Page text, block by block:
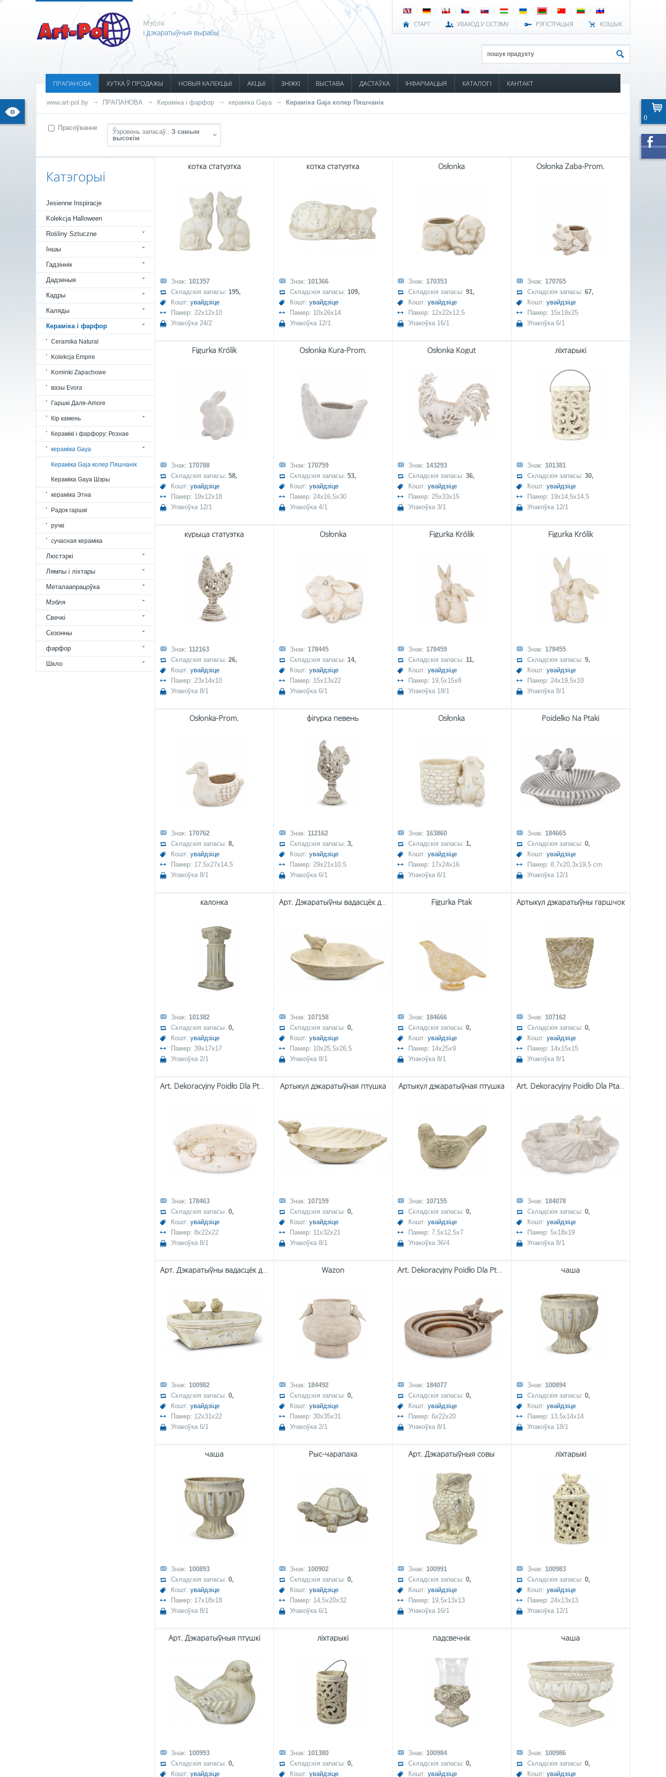
СТАРТ УВАХОД У СІСТЭМУ РЭГІСТРАЦЫЯ КОШЫК
Мэбля
і дэкаратыўныя вырабы
ПРАПАНОВА ХУТКА Ў ПРОДАЖЫ НОВЫЯ КАЛЕКЦЫІ АКЦЫІ ЗНІЖКІ ВЫСТАВА ДАСТАЎКА ІНФАРМАЦЫЯ КАТАЛОГІ КАНТАКТ
www.art-pol.by ПРАПАНОВА Кераміка і фарфор кераміка Gaya Кераміка Gaja колер Пяшчанік
Прасоўванне
Ўзровень запасаў.: З самым
высокім
Катэгорыі
Jesienne Inspiracje
Kolekcja Halloween
Rośliny Sztuczne
Іншы
Гадзіннік
Дадзеныя
Кадры
Каляды
Кераміка і фарфор
Ceramika Natural
Kolekcja Empire
Kominki Zapachowe
вазы Evora
Гаршкі Даля-Amore
Кір камень
Керамікі і фарфору: Рознае
кераміка Gaya
Кераміка Gaja колер Пяшчанік
Кераміка Gaya Шэры
кераміка Этна
Радок гаршкі
ручкі
сучасная кераміка
Люстэркі
Лямпы і ліхтары
Металаапрацоўка
Мэбля
Свечкі
Сезонны
фарфор
Шкло
котка статуэтка
Знак: 101357
Складскія запасы: 195,
Кошт: увайдзіце
Памер: 22x12x10
Упакоўка 24/2
котка статуэтка
Знак: 101366
Складскія запасы: 109,
Кошт: увайдзіце
Памер: 10x26x14
Упакоўка 12/1
Osłonka
Знак: 170353
Складскія запасы: 91,
Кошт: увайдзіце
Памер: 12x22x12,5
Упакоўка 16/1
Osłonka Żaba-Prom.
Знак: 170765
Складскія запасы: 67,
Кошт: увайдзіце
Памер: 15x19x25
Упакоўка 6/1
Figurka Królik
Знак: 170788
Складскія запасы: 58,
Кошт: увайдзіце
Памер: 19x12x18
Упакоўка 12/1
Osłonka Kura-Prom.
Знак: 170759
Складскія запасы: 53,
Кошт: увайдзіце
Памер: 24x16,5x30
Упакоўка 4/1
Osłonka Kogut
Знак: 143293
Складскія запасы: 36,
Кошт: увайдзіце
Памер: 25x33x15
Упакоўка 3/1
ліхтарыкі
Знак: 101381
Складскія запасы: 30,
Кошт: увайдзіце
Памер: 19x14,5x14,5
Упакоўка 12/1
курыца статуэтка
Знак: 112163
Складскія запасы: 26,
Кошт: увайдзіце
Памер: 23x14x10
Упакоўка 8/1
Osłonka
Знак: 178445
Складскія запасы: 14,
Кошт: увайдзіце
Памер: 15x13x22
Упакоўка 6/1
Figurka Królik
Знак: 178459
Складскія запасы: 11,
Кошт: увайдзіце
Памер: 19,5x15x8
Упакоўка 18/1
Figurka Królik
Знак: 178455
Складскія запасы: 9,
Кошт: увайдзіце
Памер: 24x19,5x10
Упакоўка 8/1
Osłonka-Prom.
Знак: 170762
Складскія запасы: 8,
Кошт: увайдзіце
Памер: 17,5x27x14,5
Упакоўка 8/1
фігурка певень
Знак: 112162
Складскія запасы: 3,
Кошт: увайдзіце
Памер: 29x21x10,5
Упакоўка 6/1
Osłonka
Знак: 163860
Складскія запасы: 1,
Кошт: увайдзіце
Памер: 17x24x16
Упакоўка 6/1
Poidelko Na Ptaki
Знак: 184665
Складскія запасы: 0,
Кошт: увайдзіце
Памер: 8,7x20,3x19,5 cm
Упакоўка 12/1
калонка
Знак: 101382
Складскія запасы: 0,
Кошт: увайдзіце
Памер: 39x17x17
Упакоўка 2/1
Арт. Дэкаратыўны вадасцёк для птушак
Знак: 107158
Складскія запасы: 0,
Кошт: увайдзіце
Памер: 10x25,5x26,5
Упакоўка 8/1
Figurka Ptak
Знак: 184666
Складскія запасы: 0,
Кошт: увайдзіце
Памер: 14x25x9
Упакоўка 8/1
Артыкул дэкаратыўны гаршчок
Знак: 107162
Складскія запасы: 0,
Кошт: увайдзіце
Памер: 14x15x15
Упакоўка 8/1
Art. Dekoracyjny Poidło Dla Ptaków
Знак: 178463
Складскія запасы: 0,
Кошт: увайдзіце
Памер: 8x22x22
Упакоўка 8/1
Артыкул дэкаратыўная птушка
Знак: 107159
Складскія запасы: 0,
Кошт: увайдзіце
Памер: 11x32x21
Упакоўка 8/1
Артыкул дэкаратыўная птушка
Знак: 107155
Складскія запасы: 0,
Кошт: увайдзіце
Памер: 7,5x12,5x7
Упакоўка 36/4
Art. Dekoracyjny Poidło Dla Ptaków
Знак: 184078
Складскія запасы: 0,
Кошт: увайдзіце
Памер: 5x18x19
Упакоўка 8/1
Арт. Дэкаратыўны вадасцёк для птушак
Знак: 100982
Складскія запасы: 0,
Кошт: увайдзіце
Памер: 12x31x22
Упакоўка 6/1
Wazon
Знак: 184492
Складскія запасы: 0,
Кошт: увайдзіце
Памер: 30x35x31
Упакоўка 2/1
Art. Dekoracyjny Poidło Dla Ptaków
Знак: 184077
Складскія запасы: 0,
Кошт: увайдзіце
Памер: 6x22x20
Упакоўка 8/1
чаша
Знак: 100894
Складскія запасы: 0,
Кошт: увайдзіце
Памер: 13,5x14x14
Упакоўка 18/1
чаша
Знак: 100893
Складскія запасы: 0,
Кошт: увайдзіце
Памер: 17x18x18
Упакоўка 8/1
Рыс-чарапаха
Знак: 100902
Складскія запасы: 0,
Кошт: увайдзіце
Памер: 14,5x20x32
Упакоўка 6/1
Арт. Дэкаратыўныя совы
Знак: 100991
Складскія запасы: 0,
Кошт: увайдзіце
Памер: 19,5x13x13
Упакоўка 16/1
ліхтарыкі
Знак: 100983
Складскія запасы: 0,
Кошт: увайдзіце
Памер: 24x13x13
Упакоўка 12/1
Арт. Дэкаратыўныя птушкі
Знак: 100993
Складскія запасы: 0,
Кошт: увайдзіце
ліхтарыкі
Знак: 101380
Складскія запасы: 0,
Кошт: увайдзіце
падсвечнік
Знак: 100984
Складскія запасы: 0,
Кошт: увайдзіце
чаша
Знак: 100986
Складскія запасы: 0,
Кошт: увайдзіце
0